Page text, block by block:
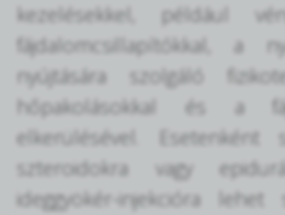
kezelésekkel, például
fájdalomcsillapítókkal, a
nyújtására szolgáló
hőpakolásokkal és a
elkerülésével. Esetenként
szteroidokra vagy
ideggyökér-injekcióra